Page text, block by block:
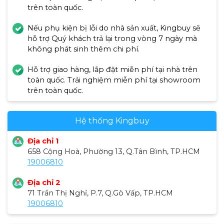
Tận hưởng các chương trình tập đa dạng
Xe đạp tập thể dục Califit Luxury CF-490A
trên toàn quốc.
Nếu phụ kiện bị lỗi do nhà sản xuất, Kingbuy sẽ
hỗ trợ Quý khách trả lại trong vòng 7 ngày mà
không phát sinh thêm chi phí.
Hỗ trợ giao hàng, lắp đặt miễn phí tại nhà trên
toàn quốc. Trải nghiệm miễn phí tại showroom
trên toàn quốc.
Hệ thống Kingbuy
Địa chỉ 1
658 Cộng Hoà, Phường 13, Q.Tân Bình, TP.HCM
19006810
Địa chỉ 2
71 Trần Thị Nghỉ, P.7, Q.Gò Vấp, TP.HCM
19006810